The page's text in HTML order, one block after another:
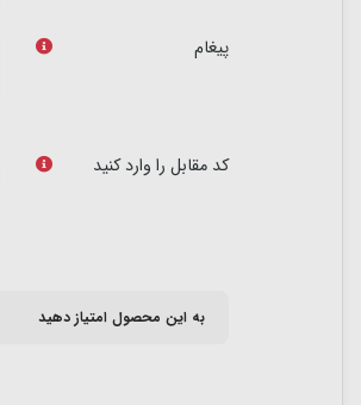
پیغام
کد مقابل را وارد کنید
به این محصول امتیاز دهید